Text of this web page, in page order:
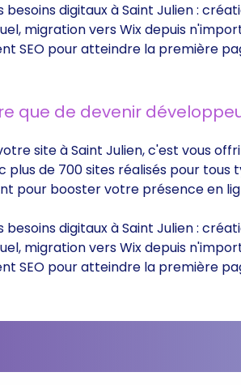
digitaux à Saint Julien :
migration vers Wix depuis
SEO pour atteindre la première
que de devenir
site à Saint Julien, c'est vous
plus de 700 sites réalisés pour
pour booster votre présence en
digitaux à Saint Julien :
migration vers Wix depuis
SEO pour atteindre la première